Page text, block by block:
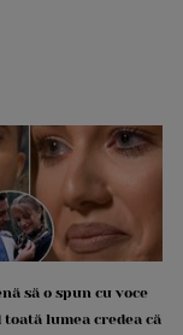
să o spun cu voce
toată lumea credea că